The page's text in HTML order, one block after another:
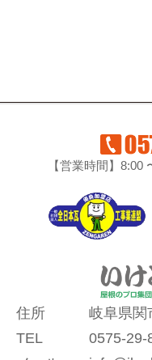
【営業時間】8:00
住所
岐阜県関
TEL
0575-29-